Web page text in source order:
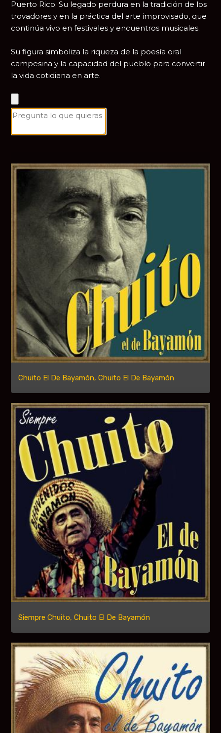
Puerto Rico. Su legado perdura en la tradición de los
trovadores y en la práctica del arte improvisado, que
continúa vivo en festivales y encuentros musicales.
Su figura simboliza la riqueza de la poesía oral
campesina y la capacidad del pueblo para convertir
la vida cotidiana en arte.
Chuito El De Bayamón, Chuito El De Bayamón
Siempre Chuito, Chuito El De Bayamón